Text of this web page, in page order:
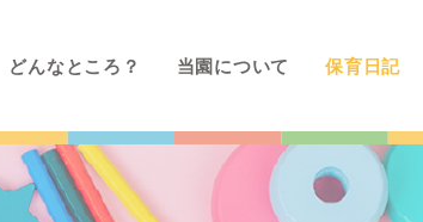
どんなところ？ 当園について 保育日記